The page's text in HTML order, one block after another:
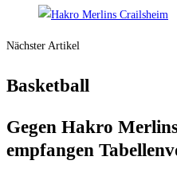
Nächster Artikel
Bas­ket­ball
Gegen Hakro
emp­fan­gen